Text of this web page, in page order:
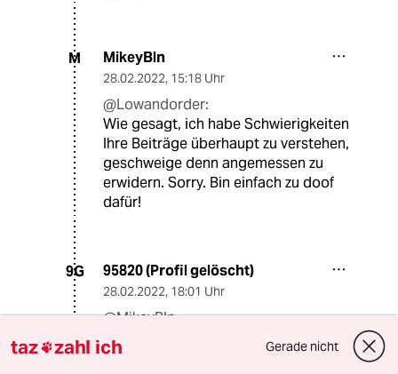
M MikeyBln
28.02.2022, 15:18 Uhr
@Lowandorder:
Wie gesagt, ich habe Schwierigkeiten
Ihre Beiträge überhaupt zu verstehen,
geschweige denn angemessen zu
erwidern. Sorry. Bin einfach zu doof
dafür!
9G 95820 (Profil gelöscht)
28.02.2022, 18:01 Uhr
@MikeyBln:
Soll heißen: „Dass wir die Übel, die
wir haben, lieber tragen, als zu
taz zahl ich Gerade nicht